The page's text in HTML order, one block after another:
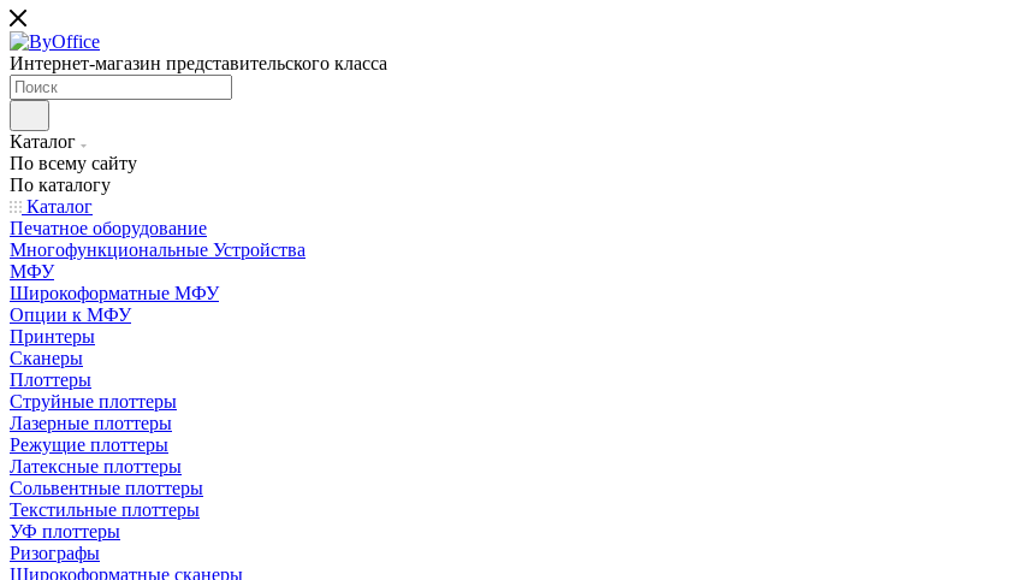
Интернет-магазин представительского класса
Каталог
По всему сайту
По каталогу
Каталог
Печатное оборудование
Многофункциональные Устройства
МФУ
Широкоформатные МФУ
Опции к МФУ
Принтеры
Сканеры
Плоттеры
Струйные плоттеры
Лазерные плоттеры
Режущие плоттеры
Латексные плоттеры
Сольвентные плоттеры
Текстильные плоттеры
УФ плоттеры
Ризографы
Широкоформатные сканеры